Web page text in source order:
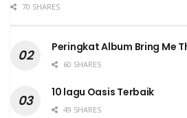
70 SHARES
Peringkat Album Bring Me
60 SHARES
10 lagu Oasis Terbaik
49 SHARES